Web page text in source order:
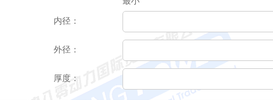
内径：
外径：
厚度：